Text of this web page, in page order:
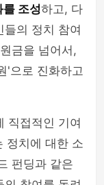
를 조성하고, 다
의 정치 참여
금을 넘어서,
'으로 진화하고
직접적인 기여
정치에 대한 소
펀딩과 같은